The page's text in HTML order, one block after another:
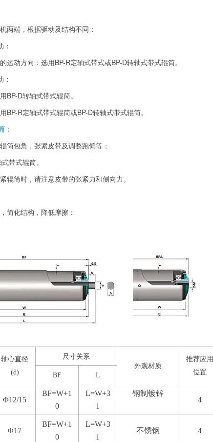
两端，根据驱动及结构不同：
运动方向：选用BP-R定轴式带式或BP-D转轴式带式辊筒。
BP-D转轴式带式辊筒。
BP-R定轴式带式辊筒或BP-D转轴式带式辊筒。
：
筒包角，张紧皮带及调整跑偏等；
带式辊筒。
辊筒时，请注意皮带的张紧力和侧向力。
简化结构，降低摩擦：
轴心直径
(d)
尺寸关系
外观材质
推荐应用
位置
BF L
Φ12/15
BF=W+1
0
L=W+3
1
钢制镀锌
4
Φ17
BF=W+1
0
L=W+3
1
不锈钢 4